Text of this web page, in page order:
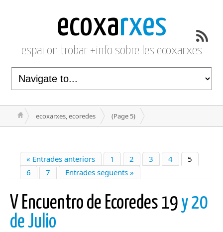
ecoxarxes
espai on trobar +info sobre les ecoxarxes
ecoxarxes, ecoredes (Page 5)
« Entrades anteriors 1 2 3 4
5
6
7 Entrades següents »
V Encuentro de Ecoredes 19 y 20
de Julio